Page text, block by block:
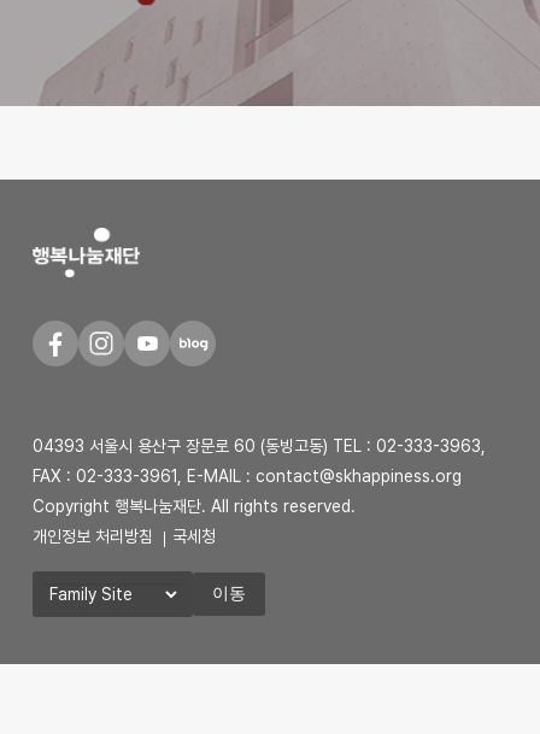
04393 서울시 용산구 장문로 60 (동빙고동) TEL : 02-333-3963
FAX : 02-333-3961 , E-MAIL : contact@skhappiness.org
Copyright 행복나눔재단. All rights reserved.
개인정보 처리방침
국세청
트
이동